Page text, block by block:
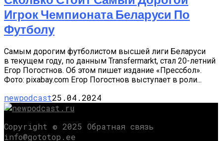
Игрок Чемпионата Беларуси По
Футболу
Самым дорогим футболистом высшей лиги Беларуси
в текущем году, по данным Transfermarkt, стал 20-летний
Егор Погостнов. Об этом пишет издание «Прессбол».
Фото: pixabay.com Егор Погостнов выступает в роли...
newpodcast25.04.2024
Copyright © 2025 Обратная связь
info@gototop.ee